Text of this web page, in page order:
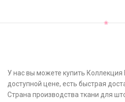
У нас вы можете купить Коллекция
доступной цене, есть быстрая
Страна производства ткани для